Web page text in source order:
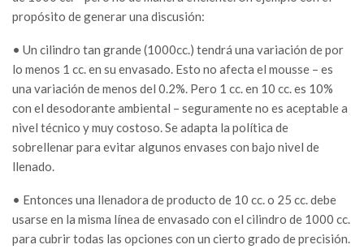
propósito de generar una discusión:
• Un cilindro tan grande (1000cc.) tendrá una variación de por
lo menos 1 cc. en su envasado. Esto no afecta el mousse – es
una variación de menos del 0.2%. Pero 1 cc. en 10 cc. es 10%
con el desodorante ambiental – seguramente no es aceptable a
nivel técnico y muy costoso. Se adapta la política de
sobrellenar para evitar algunos envases con bajo nivel de
llenado.
• Entonces una llenadora de producto de 10 cc. o 25 cc. debe
usarse en la misma línea de envasado con el cilindro de 1000 cc.
para cubrir todas las opciones con un cierto grado de precisión.